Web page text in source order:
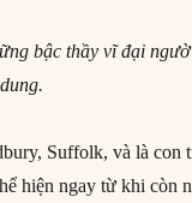
bậc thầy vĩ đại
Suffolk, và là con
hiện ngay từ khi còn